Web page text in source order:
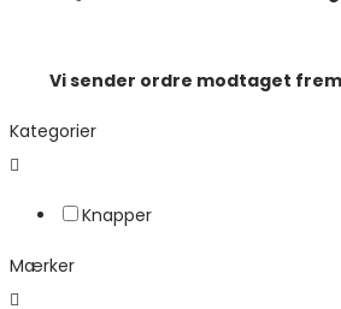
Vi sender ordre modtaget frem
Kategorier
Knapper
Mærker